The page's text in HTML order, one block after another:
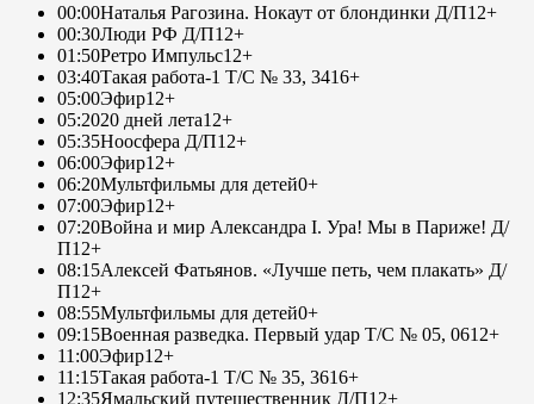
00:00Наталья Рагозина. Нокаут от блондинки Д/П12+
00:30Люди РФ Д/П12+
01:50Ретро Импульс12+
03:40Такая работа-1 Т/С № 33, 3416+
05:00Эфир12+
05:2020 дней лета12+
05:35Ноосфера Д/П12+
06:00Эфир12+
06:20Мультфильмы для детей0+
07:00Эфир12+
07:20Война и мир Александра I. Ура! Мы в Париже! Д/
П12+
08:15Алексей Фатьянов. «Лучше петь, чем плакать» Д/
П12+
08:55Мультфильмы для детей0+
09:15Военная разведка. Первый удар Т/С № 05, 0612+
11:00Эфир12+
11:15Такая работа-1 Т/С № 35, 3616+
12:35Ямальский путешественник Д/П12+